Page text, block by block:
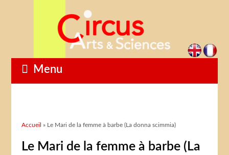
Menu
Vous êtes ici
Accueil » Le Mari de la femme à barbe (La donna scimmia)
Le Mari de la femme à barbe (La